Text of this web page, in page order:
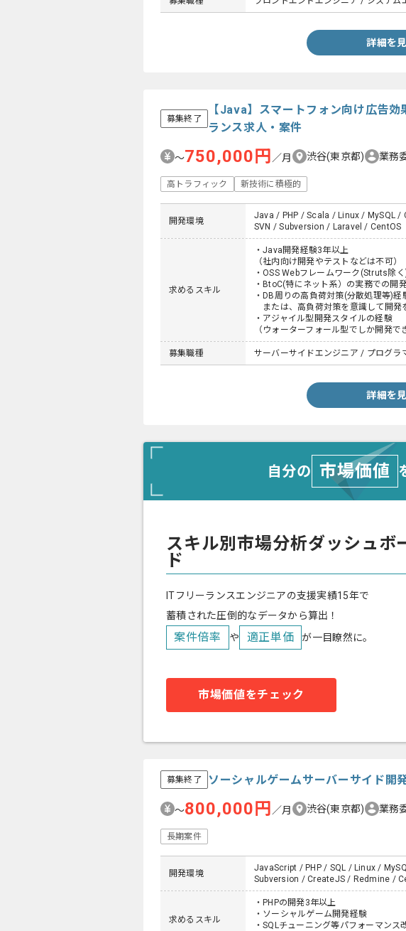
詳細を
募集終了
【Java】スマートフォン向け広告効
ランス求人・案件
〜750,000円 ／月 渋谷(東京都) 業務
高トラフィック 新技術に積極的
開発環境
Java / PHP / Scala / Linux / MySQL
SVN / Subversion / Laravel / CentOS
求めるスキル
・Java開発経験3年以上
（社内向け開発やテストなどは不可）
・OSS Webフレームワーク(Struts除
・BtoC(特にネット系）の実務での開
・DB周りの高負荷対策(分散処理等)経
または、高負荷対策を意識して開発
・アジャイル型開発スタイルの経験
（ウォーターフォール型でしか開発で
募集職種 サーバーサイドエンジニア / プログラ
詳細を
自分の 市場価値
スキル別市場分析ダッシュボ
ド
ITフリーランスエンジニアの支援実績15年で
蓄積された圧倒的なデータから算出！
案件倍率 や 適正単価 が一目瞭然に。
市場価値をチェック
募集終了 ソーシャルゲームサーバーサイド開
〜800,000円 ／月 渋谷(東京都) 業務
長期案件
開発環境
JavaScript / PHP / SQL / Linux /
Subversion / CreateJS / Redmine /
求めるスキル
・PHPの開発3年以上
・ソーシャルゲーム開発経験
・SQLチューニング等パフォーマンス